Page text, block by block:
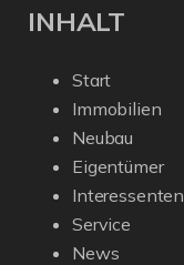
INHALT
Start
Immobilien
Neubau
Eigentümer
Interessenten
Service
News